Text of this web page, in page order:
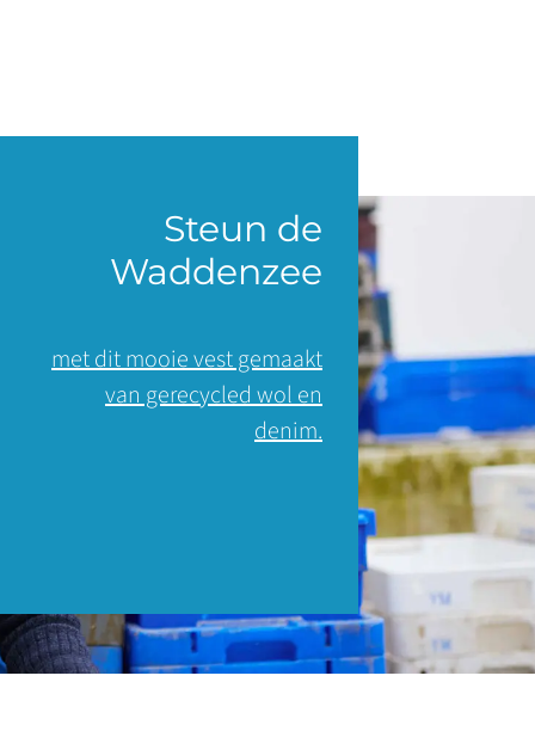
Steun de
Waddenzee
met dit mooie vest gemaakt
van gerecycled wol en
denim.